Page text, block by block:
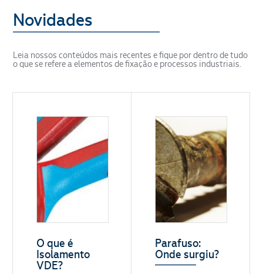
Novidades
Leia nossos conteúdos mais recentes e fique por dentro de tudo
o que se refere a elementos de fixação e processos industriais.
O que é
Isolamento
VDE?
Parafuso:
Onde surgiu?